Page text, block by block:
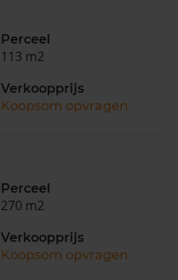
Perceel
113 m2
Verkoopprijs
Koopsom opvragen
Perceel
270 m2
Verkoopprijs
Koopsom opvragen